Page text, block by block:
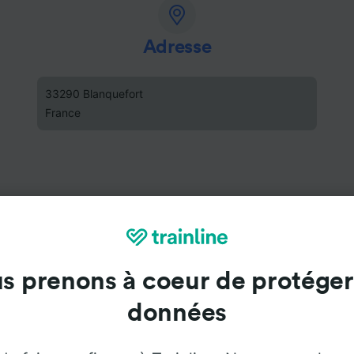
Adresse
33290 Blanquefort
France
prenons à coeur de
données